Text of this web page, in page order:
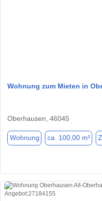
Wohnung zum Mieten in
Oberhausen, 46045
Wohnung ca. 100,00 m²